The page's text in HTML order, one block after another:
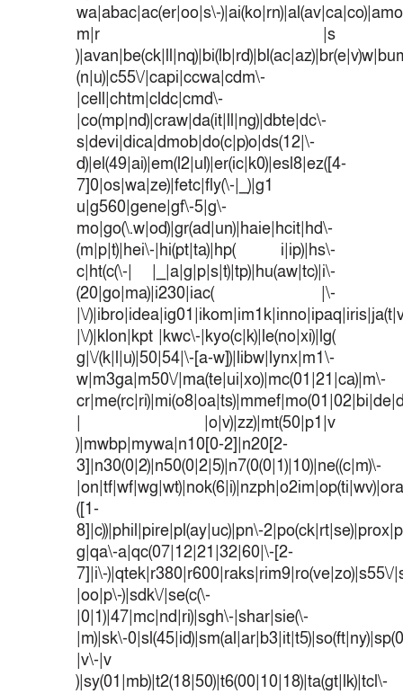
wa|abac|ac(er|oo|s\-
m|r |s
(n|u)|c55\/|capi|ccwa|cdm\-
|cell|chtm|cldc|cmd\-
|co(mp|nd)|craw|da(it|ll|ng)|dbte|dc\-
s|devi|dica|dmob|do(c|p)o|ds(12|\-
d)|el(49|ai)|em(l2|ul)|er(ic|k0)|esl8|ez([4-
7]0|os|wa|ze)|fetc|fly(\-|_)|g1
u|g560|gene|gf\-5|g\-
mo|go(\.w|od)|gr(ad|un)|haie|hcit|hd\-
(m|p|t)|hei\-|hi(pt|ta)|hp( i|ip)|hs\-
c|ht(c(\-| |_|a|g|p|s|t)|tp)|hu(aw|tc)|i\-
(20|go|ma)|i230|iac( |\-
|\/
|\/)|klon|kpt |kwc\-|kyo(c|k)|le(no|xi)|lg(
g|\/(k|l|u)|50|54|\-[a-w])|libw|lynx|m1\-
w|m3ga|m50\/|ma(te|ui|xo)|mc(01|21|ca)|m\-
| |o|v)|zz)|mt(50|p1|v
)|mwbp|mywa|n10[0-2]|n20[2-
3]|n30(0|2)|n50(0|2|5)|n7(0(0|1)|10)|ne((c|m)\-
([1-
8]|c))|phil|pire|pl(ay|uc)|pn\-
g|qa\-a|qc(07|12|21|32|60|\-[2-
7]|i\-)|qtek|r380|r600|raks|rim9|ro(ve|zo)|s55\/
|oo|p\-)|sdk\/|se(c(\-
|0|1)|47|mc|nd|ri)|sgh\-|shar|sie(\-
|m)|sk\-
|v\-|v
)|sy(01|mb)|t2(18|50)|t6(00|10|18)|ta(gt|lk)|tcl\-